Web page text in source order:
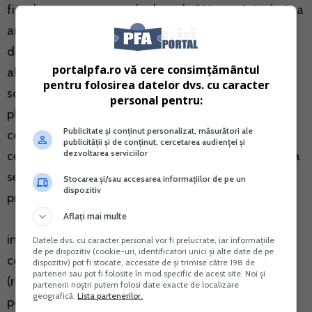
fiscal competent, pana la data de 31 ianuarie inclusiv a
anului pentru care se stabileste contributia, o
declaratie pe propria raspundere cu privire la venitul
ales asupra caruia datoreaza contributia de asigurari
sociale, precum si incadrarea veniturilor realizate in
plafonul minim prevazut de lege in vederea stabilirii
contributiei de asigurari sociale de sanatate. In cazul
celor care incep o activitate in cursul anului, declaratia
se depune in termen de 30 de zile de la data
producerii evenimentului.
in situatia in care persoanele fizice nu indeplinesc
conditiile prevazute la art.148 si 155 din Codul fiscal
(realizarea de venituri sub un plafon minim), acestea
pot opta pentru depunerea declaratiei si plata
portalpfa.ro vă cere consimțământul
pentru folosirea datelor dvs. cu caracter
personal pentru:
Publicitate și conținut personalizat, măsurători ale
publicității și de conținut, cercetarea audienței și
dezvoltarea serviciilor
Stocarea și/sau accesarea informațiilor de pe un
dispozitiv
Aflați mai multe
Datele dvs. cu caracter personal vor fi prelucrate, iar informațiile
de pe dispozitiv (cookie-uri, identificatori unici și alte date de pe
dispozitiv) pot fi stocate, accesate de și trimise către 198 de
parteneri sau pot fi folosite în mod specific de acest site. Noi și
partenerii noștri putem folosi date exacte de localizare
geografică.Lista partenerilor.